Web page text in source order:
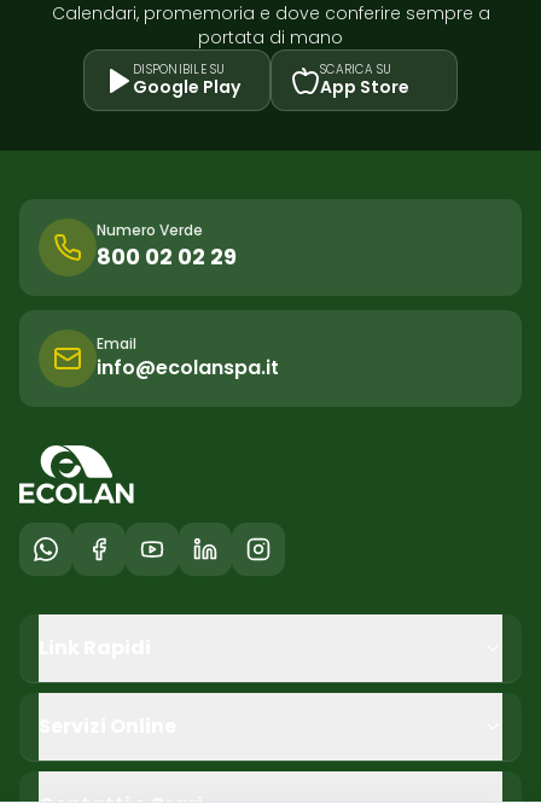
Calendari, promemoria e dove conferire sempre a
portata di mano
DISPONIBILE SU
Google Play
SCARICA SU
App Store
Numero Verde
800 02 02 29
Email
info@ecolanspa.it